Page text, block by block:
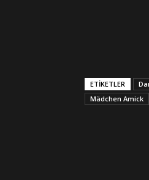
ETİKETLER
Mädchen Amick